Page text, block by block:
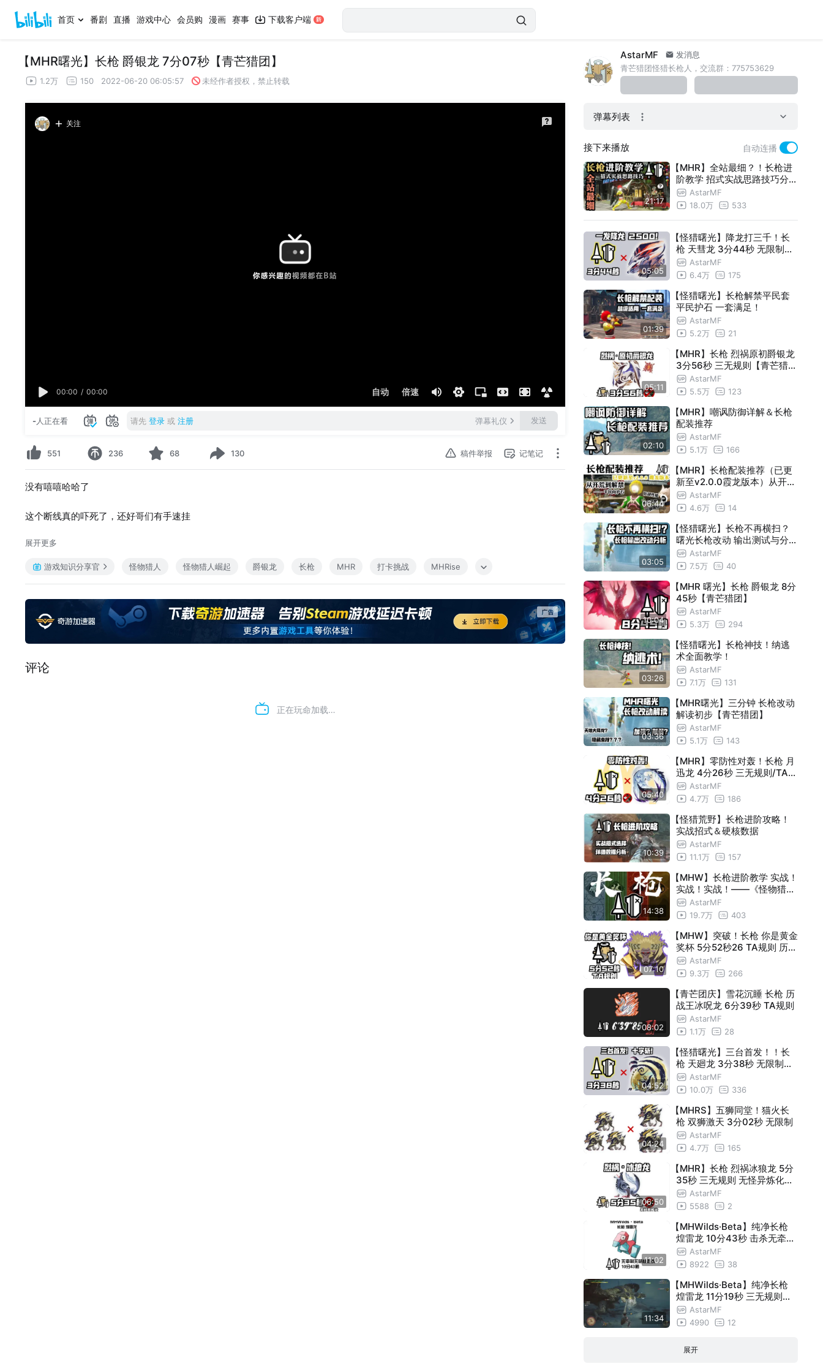
首页 番剧 直播 游戏中心 会员购 漫画 赛事 下载客户端
【MHR曙光】长枪 爵银龙 7分07秒【青芒猎团】
1.2万 150 2022-06-20 06:05:57 未经作者授权，禁止转载
关注
00:00 / 00:00 自动 倍速
-人正在看 请先 登录 或 注册 弹幕礼仪 发送
551 236 68 130 稿件举报 记笔记
没有嘻嘻哈哈了
这个断线真的吓死了，还好哥们有手速挂
可惜6台失之交臂
展开更多
游戏知识分享官 怪物猎人 怪物猎人崛起 爵银龙 长枪 MHR 打卡挑战 MHRise
AstarMF
发消息
青芒猎团怪猎长枪人，交流群：775753629
弹幕列表
接下来播放 自动连播
21:17
【MHR】全站最细？！长枪进
阶教学 招式实战思路技巧分析
——怪物猎人崛起
AstarMF
18.0万
533
05:05
【怪猎曙光】降龙打三千！长
枪 天彗龙 3分44秒 无限制（
去小怪）【青芒猎团】
AstarMF
6.4万
175
01:39
【怪猎曙光】长枪解禁平民套
平民护石 一套满足！
AstarMF
5.2万
21
05:11
【MHR】长枪 烈祸原初爵银龙
3分56秒 三无规则【青芒猎团
】 AstarMF
5.5万
123
02:10
【MHR】嘲讽防御详解＆长枪
配装推荐
AstarMF
5.1万
166
06:44
【MHR】长枪配装推荐（已更
新至v2.0.0霞龙版本）从开荒
到解禁 —— 平民向护石
AstarMF
4.6万
14
03:05
【怪猎曙光】长枪不再横扫？
曙光长枪改动 输出测试与分析
！ AstarMF
7.5万
40
10:04
【MHR 曙光】长枪 爵银龙 8分
45秒【青芒猎团】
AstarMF
5.3万
294
03:26
【怪猎曙光】长枪神技！纳逃
术全面教学！
AstarMF
7.1万
131
03:36
【MHR曙光】三分钟 长枪改动
解读初步【青芒猎团】
AstarMF
5.1万
143
05:40
【MHR】零防性对轰！长枪 月
迅龙 4分26秒 三无规则/TA【
青芒猎团】
AstarMF
4.7万
186
10:39
【怪猎荒野】长枪进阶攻略！
实战招式＆硬核数据
AstarMF
11.1万
157
14:38
【MHW】长枪进阶教学 实战！
实战！实战！——《怪物猎人
世界》AstarMF
19.7万
403
07:10
【MHW】突破！长枪 你是黄金
奖杯 5分52秒26 TA规则 历战
激昂金狮子 【青芒猎团】
AstarMF
9.3万
266
08:02
【青芒团庆】雪花沉睡 长枪 历
战王冰呪龙 6分39秒 TA规则
AstarMF
1.1万
28
04:52
【怪猎曙光】三台首发！！长
枪 天廻龙 3分38秒 无限制【
青芒猎团】
AstarMF
10.0万
336
04:24
【MHRS】五狮同堂！猫火长
枪 双狮激天 3分02秒 无限制
AstarMF
4.7万
165
06:50
【MHR】长枪 烈祸冰狼龙 5分
35秒 三无规则 无怪异炼化【
青芒猎团】
AstarMF
5588
2
11:02
【MHWilds·Beta】纯净长枪
煌雷龙 10分43秒 击杀无牵制
无随从【青芒猎团】
AstarMF
8922
38
11:34
【MHWilds·Beta】纯净长枪
煌雷龙 11分19秒 三无规则（
无随从无牵制无脑）【青芒猎
团】
AstarMF
4990
12
展开